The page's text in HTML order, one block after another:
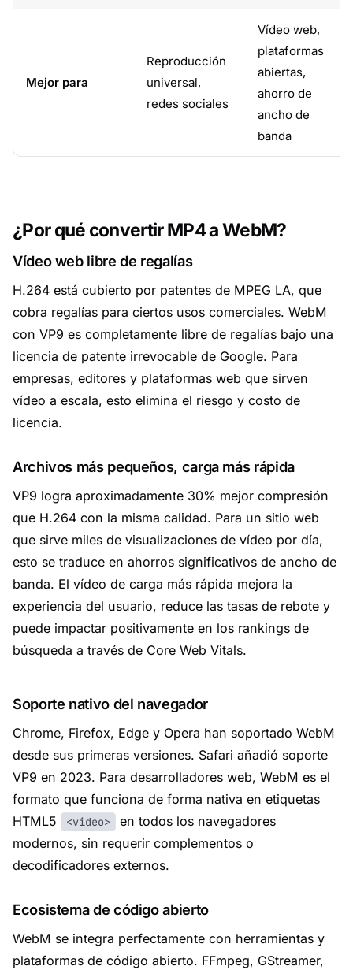
Mejor para
Reproducción
universal,
redes sociales
Vídeo web,
plataformas
abiertas,
ahorro de
ancho de
banda
¿Por qué convertir MP4 a WebM?
Vídeo web libre de regalías
H.264 está cubierto por patentes de MPEG LA, que
cobra regalías para ciertos usos comerciales. WebM
con VP9 es completamente libre de regalías bajo una
licencia de patente irrevocable de Google. Para
empresas, editores y plataformas web que sirven
vídeo a escala, esto elimina el riesgo y costo de
licencia.
Archivos más pequeños, carga más rápida
VP9 logra aproximadamente 30% mejor compresión
que H.264 con la misma calidad. Para un sitio web
que sirve miles de visualizaciones de vídeo por día,
esto se traduce en ahorros significativos de ancho de
banda. El vídeo de carga más rápida mejora la
experiencia del usuario, reduce las tasas de rebote y
puede impactar positivamente en los rankings de
búsqueda a través de Core Web Vitals.
Soporte nativo del navegador
Chrome, Firefox, Edge y Opera han soportado WebM
desde sus primeras versiones. Safari añadió soporte
VP9 en 2023. Para desarrolladores web, WebM es el
formato que funciona de forma nativa en etiquetas
HTML5
<video>
en todos los navegadores
modernos, sin requerir complementos o
decodificadores externos.
Ecosistema de código abierto
WebM se integra perfectamente con herramientas y
plataformas de código abierto. FFmpeg, GStreamer,